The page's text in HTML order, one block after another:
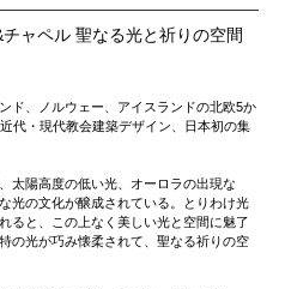
チャペル 聖なる光と祈りの空間
ド、ノルウェー、アイスランドの北欧5か
代・現代教会建築デザイン、日本初の集
太陽高度の低い光、オーロラの出現な
光の文化が醸成されている。とりわけ光
ると、この上なく美しい光と空間に魅了
の光が巧み懐柔されて、聖なる祈りの空